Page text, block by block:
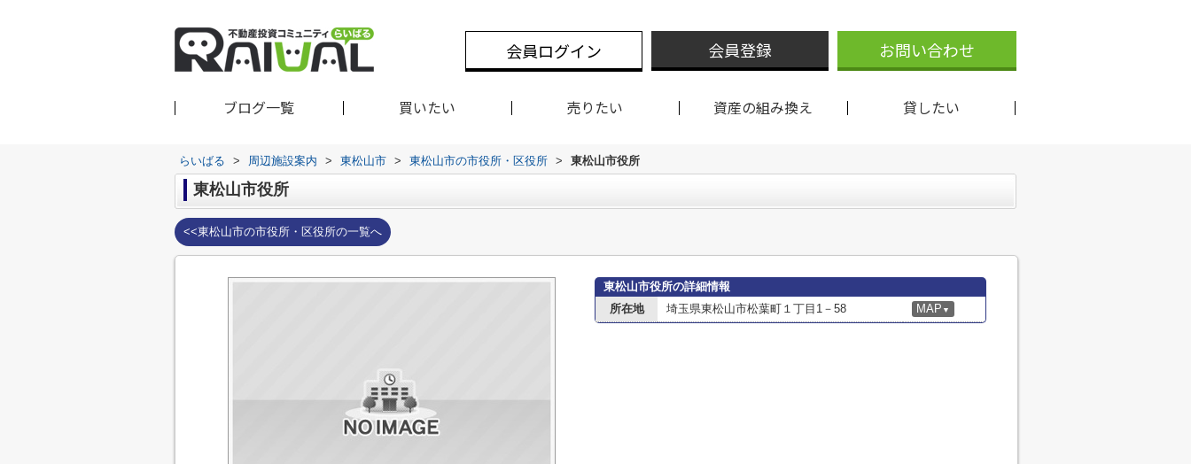
会員ログイン 会員登録 お問い合わせ
ブログ一覧 買いたい 売りたい 資産の組み換え 貸したい
らいばる > 周辺施設案内 > 東松山市 > 東松山市の市役所・区役所 > 東松山市役所
東松山市役所
<<東松山市の市役所・区役所の一覧へ
東松山市役所の詳細情報
所在地
埼玉県東松山市松葉町１丁目1－58 MAP ▼